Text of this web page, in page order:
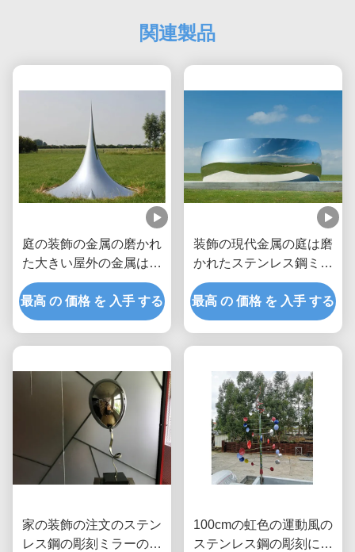
関連製品
庭の装飾の金属の磨かれ
た大きい屋外の金属は低
下の彫刻を彫ります
最高 の 価格 を 入手 する
装飾の現代金属の庭は磨
かれたステンレス鋼ミラ
ーを彫ります
最高 の 価格 を 入手 する
家の装飾の注文のステン
レス鋼の彫刻ミラーの磨
100cmの虹色の運動風の
ステンレス鋼の彫刻によ